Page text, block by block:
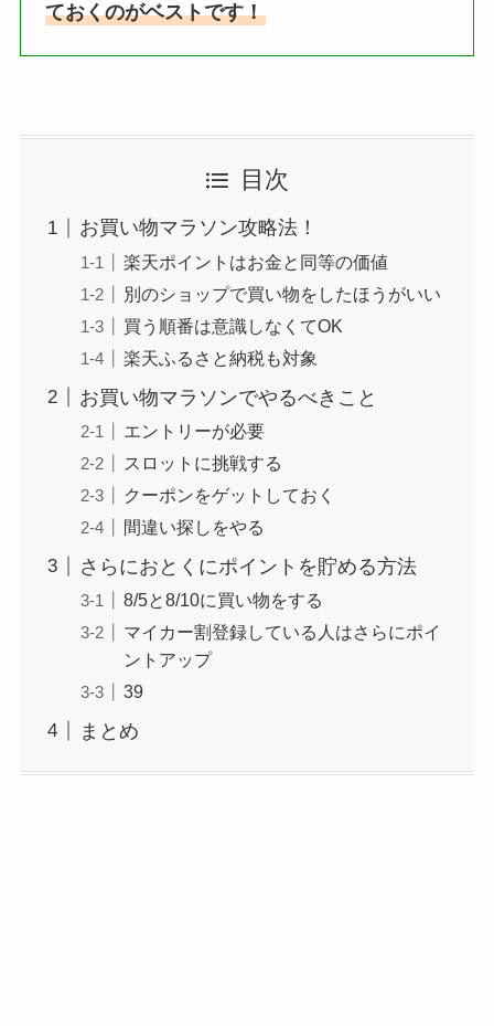
ておくのがベストです！
目次
お買い物マラソン攻略法！
楽天ポイントはお金と同等の価値
別のショップで買い物をしたほうがいい
買う順番は意識しなくてOK
楽天ふるさと納税も対象
お買い物マラソンでやるべきこと
エントリーが必要
スロットに挑戦する
クーポンをゲットしておく
間違い探しをやる
さらにおとくにポイントを貯める方法
8/5と8/10に買い物をする
マイカー割登録している人はさらにポイ
ントアップ
39
まとめ